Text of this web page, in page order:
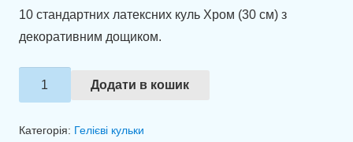
10 стандартних латексних куль Хром (30 см) з
декоративним дощиком.
Зв'язка
куль
Додати в кошик
Категорія: Гелієві кульки